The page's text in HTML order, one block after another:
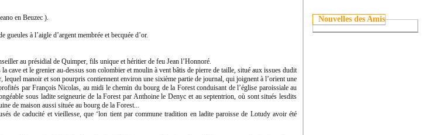
en Beuzec ).
à l’aigle d’argent membrée et becquée d’or.
au présidial de Quimper, fils unique et héritier de feu Jean l’Honnoré.
cave et le grenier au-dessus son colombier et moulin à vent bâtis de pierre de taille, situé aux issues dudit
lequel manoir et son pourpris contiennent environ une sixième partie de journal, qui joignent à l’orient une
par François Nicolas, au midi le chemin du bourg de la Forest conduisant de l’église paroissiale au
sous ladite seigneurie de la Forest par Anthoine le Denyc et au septentrion, où sont situés lesdits
de maison aussi située au bourg de la Forest...
de caducité et vieillesse, que ‘lon tient par commune tradition en ladite paroisse de Lotudy avoir été
Nouvelles des Amis